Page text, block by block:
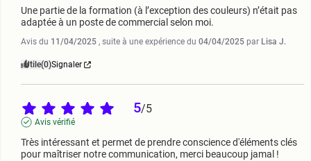
Une partie de la formation (à l’exception des couleurs) n’était pas
adaptée à un poste de commercial selon moi.
Avis du 11/04/2025 , suite à une expérience du 04/04/2025 par Lisa J.
Utile(0)Signaler
5/5
Avis vérifié
Très intéressant et permet de prendre conscience d'éléments clés
pour maîtriser notre communication, merci beaucoup jamal !